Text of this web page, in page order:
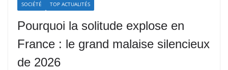
SOCIÉTÉ TOP ACTUALITÉS
Pourquoi la solitude explose en
France : le grand malaise silencieux
de 2026